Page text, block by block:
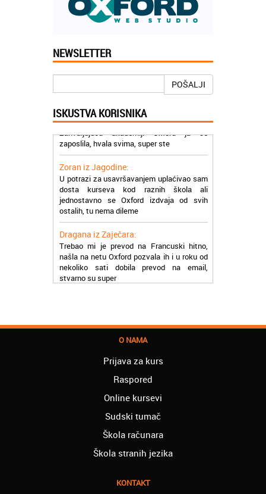
NEWSLETTER
POŠALJI
ISKUSTVA KORISNIKA
Mogu da pohvalim sve zaposlene u
profesionalni i prenose znanje na odličan
Milica iz Beograda:
Zahvaljujuću akademiji Oxford ja se
zaposlila, hvala svima, super ste
Zoran iz Jagodine:
U potrazi za usavršavanjem uplaćivao sam
dosta kurseva kod raznih škola ali
jednostavno se Oxford izdvaja od svih
ostalih, tu nema dileme
Dragana iz Zaječara:
Trebao mi je prevod na Francuski hitno,
našla na netu Oxford pozvala ih i u roku od
nekoliko sati dobila prevod na email,
stvarno su super
postojite, Hvala Vam
Najbolji knjigovodstveni program! Sa
knjigovodstva. Sve pohvale!
Dragan iz Čačka:
Retko gde može da se nađe prava
profesionalnost u našoj zemlji i naravno
usluga, sve pohvale od mene
srednju školu preko akademije Oxford,
O NAMA
Prijava za kurs
Raspored
Online kursevi
Sudski tumač
Škola računara
Škola stranih jezika
KONTAKT